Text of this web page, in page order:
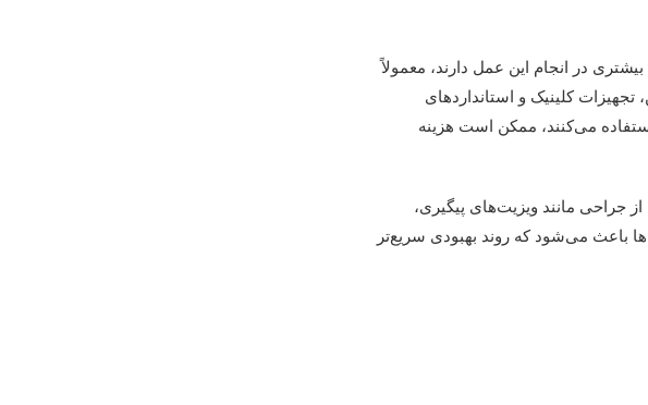
در انجام این عمل دارند، معمولاً
تجهیزات کلینیک و استانداردهای
می‌کنند، ممکن است هزینه
جراحی مانند ویزیت‌های پیگیری،
باعث می‌شود که روند بهبودی سریع‌تر